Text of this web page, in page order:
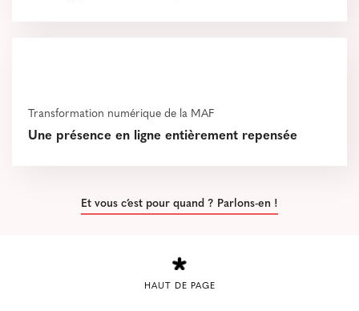
Transformation numérique de la MAF
Une présence en ligne entièrement repensée
Et vous c’est pour quand ? Parlons-en !
HAUT DE PAGE